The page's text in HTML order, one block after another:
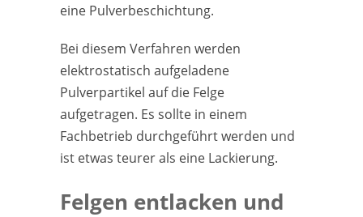
eine Pulverbeschichtung.
Bei diesem Verfahren werden
elektrostatisch aufgeladene
Pulverpartikel auf die Felge
aufgetragen. Es sollte in einem
Fachbetrieb durchgeführt werden und
ist etwas teurer als eine Lackierung.
Felgen entlacken und